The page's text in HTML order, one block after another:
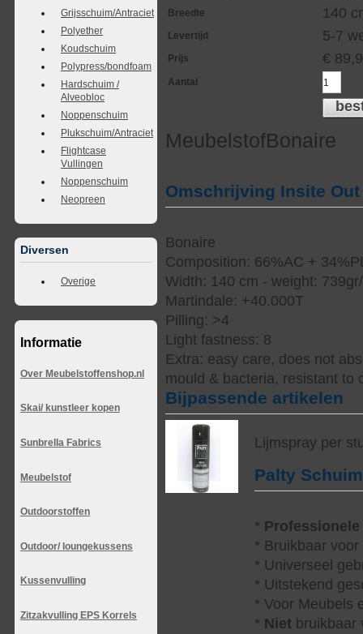
Grijsschuim/Antraciet
Polyether
Koudschuim
Polypress/bondfoam
Hardschuim /
Alveobloc
Noppenschuim
Plukschuim/Antraciet
Flightcase
Vullingen
Noppenschuim
Neopreen
Diversen
Overige
Informatie
Over Meubelstoffenshop.nl
Skai/ kunstleer kopen
Sunbrella Fabrics
Meubelstof
Outdoorstoffen
Outdoor/ loungekussens
Kussenvulling
Zitzakvulling EPS Korrels
Breedte 140
Levertijd 5-7
Prijs €
Aantal
MeubelstofBonaire
Omschrijving Insite Out
Bonaire
Composition: 66%AC +
Width: 140 cm - weight:
Martindale: +40.000T
Pilling: >4
Light fastness: 8
Extra: easy care, does not
mould & bacteria, resistant to
Bijpassende artikelen
Lijmspray per
Palty
* Professionele
* Bruikbaar
* Universeel
* Uitstekend
* Voor Meubels
* Niet bruikbaar